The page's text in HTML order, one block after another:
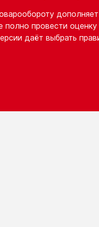
полно провести
даёт выбрать